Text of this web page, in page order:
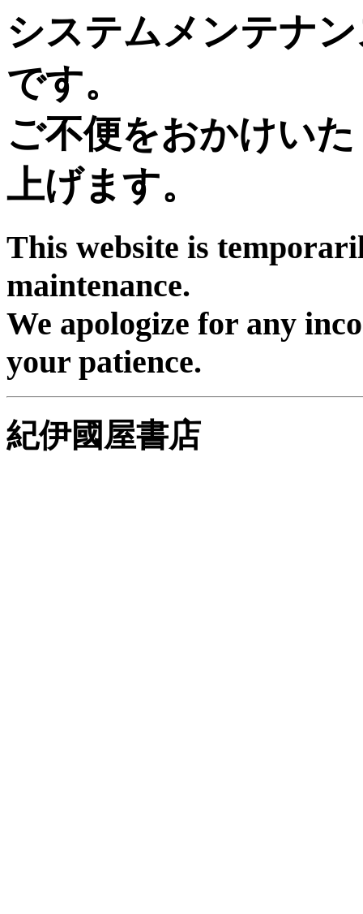
システムメンテナ
です。
ご不便をおかけい
上げます。
This website is
maintenance.
We apologize for any
your patience.
紀伊國屋書店